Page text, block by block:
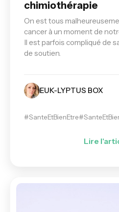
chimiothérapie
On est tous
cancer à un moment de
Il est parfois compliqué de
de soutien.
EUK-LYPTUS BOX
#SanteEtBienEtre
Lire